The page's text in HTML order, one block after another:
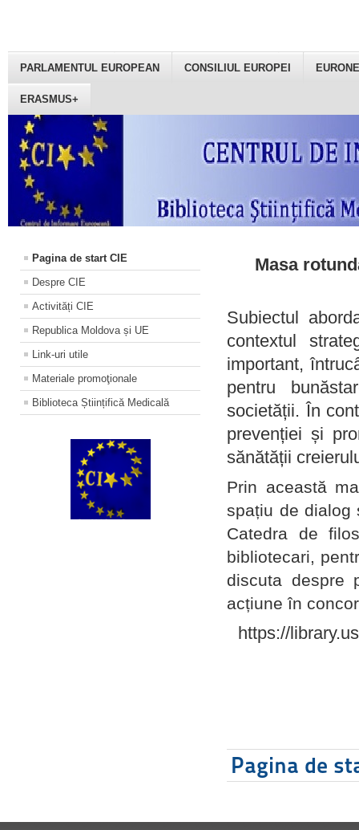
PARLAMENTUL EUROPEAN CONSILIUL EUROPEI
ERASMUS+
Pagina de start CIE
Despre CIE
Activități CIE
Republica Moldova și UE
Link-uri utile
Materiale promoţionale
Biblioteca Științifică Medicală
Masa
Subiectul
contextul
important,
pentru
societății. În
prevenției și
sănătății
Prin această
spațiu de dialog
Catedra de
bibliotecari,
discuta despre
acțiune în
https://
Pagina de